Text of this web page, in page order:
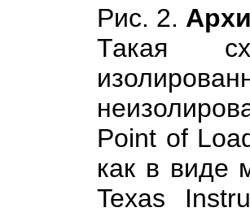
Рис. 2.
Такая
Point of
как в виде
Texas